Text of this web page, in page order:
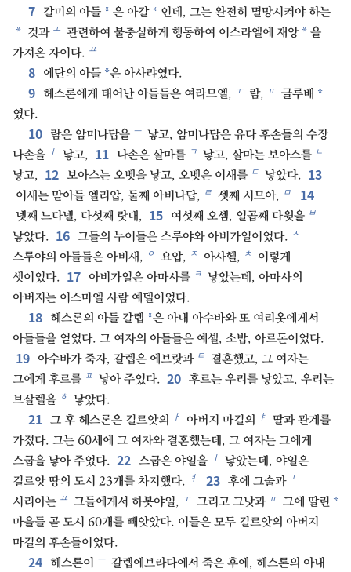
7 갈미의 아들 * 은 아갈 * 인데, 그는 완전히 멸망시켜야 하는
* 것과 ㅗ 관련하여 불충실하게 행동하여 이스라엘에 재앙 * 을
가져온 자이다. ㅛ
8 에단의 아들 *은 아사랴였다.
9 헤스론에게 태어난 아들들은 여라므엘, ㅜ 람, ㅠ 글루배 *
였다.
10 람은 암미나답을 ㅡ 낳고, 암미나답은 유다 후손들의 수장
나손을 ㅣ 낳고, 11 나손은 살마를 ㄱ 낳고, 살마는 보아스를 ㄴ
낳고, 12 보아스는 오벳을 낳고, 오벳은 이새를 ㄷ 낳았다. 13
이새는 맏아들 엘리압, 둘째 아비나답, ㄹ 셋째 시므아, ㅁ 14
넷째 느다넬, 다섯째 랏대, 15 여섯째 오셈, 일곱째 다윗을 ㅂ
낳았다. 16 그들의 누이들은 스루야와 아비가일이었다. ㅅ
스루야의 아들들은 아비새, ㅇ 요압, ㅈ 아사헬, ㅊ 이렇게
셋이었다. 17 아비가일은 아마사를 ㅋ 낳았는데, 아마사의
아버지는 이스마엘 사람 예델이었다.
18 헤스론의 아들 갈렙 *은 아내 아수바와 또 여리옷에게서
아들들을 얻었다. 그 여자의 아들들은 예셸, 소밥, 아르돈이었다.
19 아수바가 죽자, 갈렙은 에브랏과 ㅌ 결혼했고, 그 여자는
그에게 후르를 ㅍ 낳아 주었다. 20 후르는 우리를 낳았고, 우리는
브살렐을 ㅎ 낳았다.
21 그 후 헤스론은 길르앗의 ㅏ 아버지 마길의 ㅑ 딸과 관계를
가졌다. 그는 60세에 그 여자와 결혼했는데, 그 여자는 그에게
스굽을 낳아 주었다. 22 스굽은 야일을 ㅓ 낳았는데, 야일은
길르앗 땅의 도시 23개를 차지했다. ㅕ 23 후에 그술과 ㅗ
시리아는 ㅛ 그들에게서 하봇야일, ㅜ 그리고 그낫과 ㅠ 그에 딸린 *
마을들 곧 도시 60개를 빼앗았다. 이들은 모두 길르앗의 아버지
마길의 후손들이었다.
24 헤스론이 ㅡ 갈렙에브라다에서 죽은 후에, 헤스론의 아내